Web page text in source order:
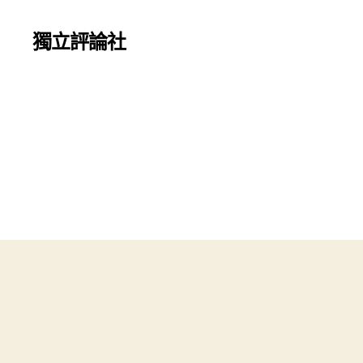
獨立評論社